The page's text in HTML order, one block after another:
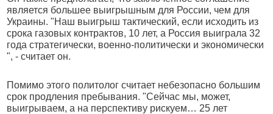
является большее выигрышным для России, чем для
Украины. "Наш выигрыш тактический, если исходить из
срока газовых контрактов, 10 лет, а Россия выиграла 32
года стратегически, военно-политически и экономически
", - считает он.
Помимо этого политолог считает небезопасно большим
срок продления пребывания. "Сейчас мы, может,
выигрываем, а на перспективу рискуем… 25 лет